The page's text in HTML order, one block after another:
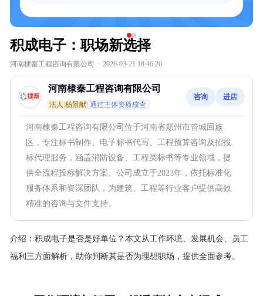
积成电子：职场新选择
河南棣秦工程咨询有限公司 · 2026-03-21 18:46:20
河南棣秦工程咨询有限公司
法人:杨景献 通过主体资质核查
咨询 进店
河南棣秦工程咨询有限公司位于河南省郑州市管城回族
区，专注标书制作、电子标书代写、工程预算咨询及招投
标代理服务，涵盖消防设备、工程类标书等专业领域，提
供全流程投标解决方案。公司成立于2023年，依托标准化
服务体系和资深团队，为建筑、工程等行业客户提供高效
精准的咨询与文件支持。
介绍： 积成电子是否是好单位？本文从工作环境、发展机会、员工
福利三方面解析，助你判断其是否为理想职场，提供全面参考。